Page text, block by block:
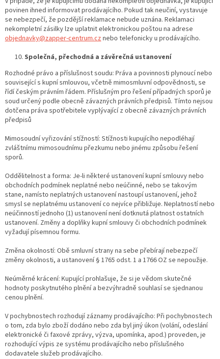
povinen ihned informovat prodávajícího. Pokud tak neučiní, vystavuje
se nebezpečí, že pozdější reklamace nebude uznána. Reklamaci
nekompletní zásilky lze uplatnit elektronickou poštou na adrese
objednavky@zapper-centrum.cz nebo telefonicky u prodávajícího.
Společná, přechodná a závěrečná ustanovení
Rozhodné právo a příslušnost soudu: Práva a povinnosti plynoucí nebo
související s kupní smlouvou, včetně mimosmluvní odpovědnosti, se
řídí českým právním řádem. Příslušným pro řešení případných sporů je
soud určený podle obecně závazných právních předpisů. Tímto nejsou
dotčena práva spotřebitele vyplývající z obecně závazných právních
předpisů
Mimosoudní vyřizování stížností: Stížnosti kupujícího nepodléhají
zvláštnímu mimosoudnímu přezkumu nebo jinému způsobu řešení
sporů.
Oddělitelnost a forma: Je-li některé ustanovení kupní smlouvy nebo
obchodních podmínek neplatné nebo neúčinné, nebo se takovým
stane, namísto neplatných ustanovení nastoupí ustanovení, jehož
smysl se neplatnému ustanovení co nejvíce přibližuje. Neplatností nebo
neúčinností jednoho (1) ustanovení není dotknutá platnost ostatních
ustanovení. Změny a doplňky kupní smlouvy či obchodních podmínek
vyžadují písemnou formu.
Změna okolností: Obě smluvní strany na sebe přebírají nebezpečí
změny okolnosti, a ustanovení § 1765 odst. 1 a 1766 OZ se nepoužije.
Neúměrné krácení: Kupující prohlašuje, že si je vědom skutečné
hodnoty poskytnutého plnění a bezvýhradně souhlasí se sjednanou
cenou plnění.
V pochybnostech rozhodují záznamy prodávajícího: Při pochybnostech
o tom, zda bylo zboží dodáno nebo zda byl jiný úkon (volání, odeslání
elektronické či faxové zprávy, výzva, upomínka, apod.) proveden, je
rozhodující výpis ze systému prodávajícího nebo příslušného
dodavatele služeb prodávajícího.